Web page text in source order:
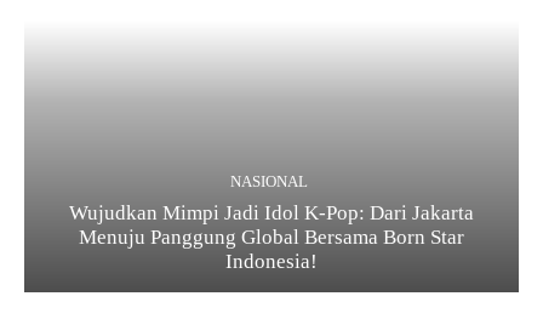
NASIONAL
Wujudkan Mimpi Jadi Idol K-Pop: Dari Jakarta
Menuju Panggung Global Bersama Born Star
Indonesia!